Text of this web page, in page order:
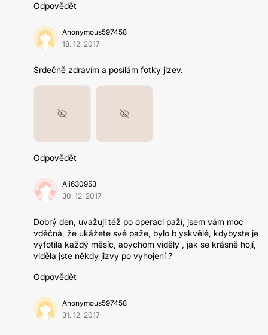
Odpovědět
Anonymous597458
18. 12. 2017
Srdečně zdravím a posílám fotky jizev.
Odpovědět
Ali630953
30. 12. 2017
Dobrý den, uvažuji též po operaci paží, jsem vám moc
vděčná, že ukážete své paže, bylo b yskvělé, kdybyste je
vyfotila každý měsíc, abychom viděly , jak se krásně hojí,
viděla jste někdy jizvy po vyhojení ?
Odpovědět
Anonymous597458
31. 12. 2017